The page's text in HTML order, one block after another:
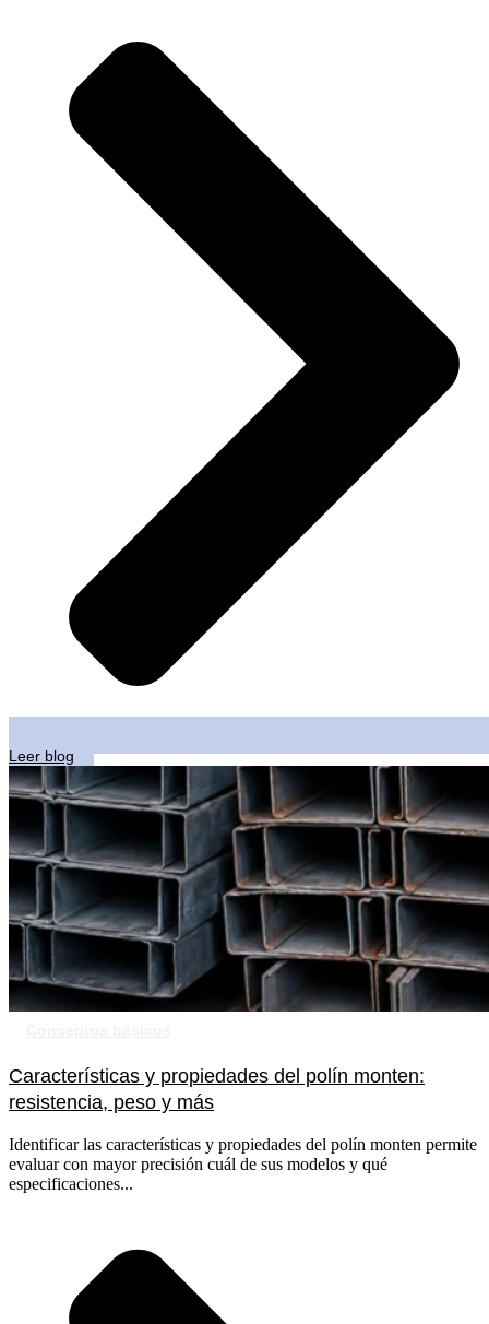
Leer blog
Características y propiedades del polín monten:
resistencia, peso y más
Identificar las características y propiedades del polín monten permite
evaluar con mayor precisión cuál de sus modelos y qué
especificaciones...